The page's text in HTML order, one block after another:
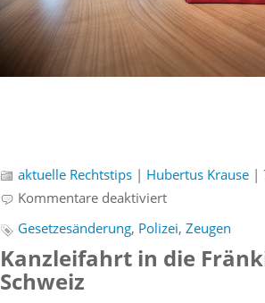
aktuelle Rechtstips | Hubertus Krause |
Kommentare deaktiviertfür
Rechtstip:
24.8.2017
Gesetzesänderung, Polizei, Zeugen
Kanzleifahrt in die
Schweiz